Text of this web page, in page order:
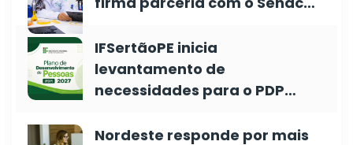
IFSertãoPE inicia
levantamento de
necessidades para o PDP…
Nordeste responde por mais